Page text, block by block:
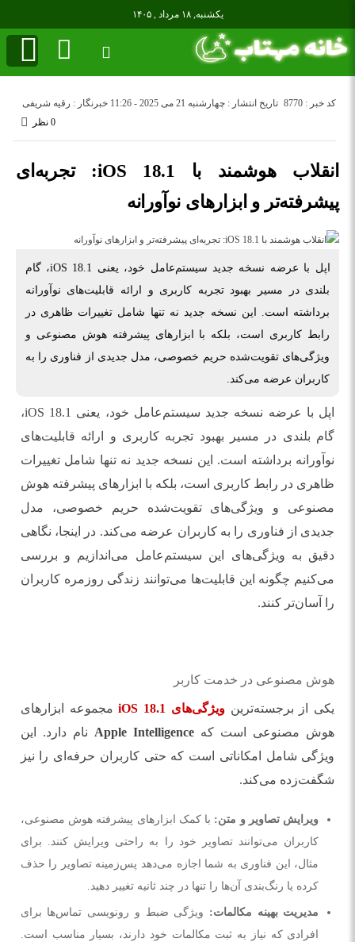
یکشنبه, ۱۸ مرداد , ۱۴۰۵
تاریخ انتشار : چهارشنبه 21 می 2025 - 11:26 خبرنگار : رقیه شریفی
کد خبر : 8770
0 نظر
انقلاب هوشمند با iOS 18.1: تجربه‌ای
پیشرفته‌تر و ابزارهای نوآورانه
اپل با عرضه نسخه جدید سیستم‌عامل خود، یعنی iOS 18.1، گام
بلندی در مسیر بهبود تجربه‌ کاربری و ارائه قابلیت‌های نوآورانه
برداشته است. این نسخه جدید نه تنها شامل تغییرات ظاهری در
رابط کاربری است، بلکه با ابزارهای پیشرفته هوش مصنوعی و
ویژگی‌های تقویت‌شده حریم خصوصی، مدل جدیدی از فناوری را به
کاربران عرضه می‌کند.
اپل با عرضه نسخه جدید سیستم‌عامل خود، یعنی iOS 18.1،
گام بلندی در مسیر بهبود تجربه‌ کاربری و ارائه قابلیت‌های
نوآورانه برداشته است. این نسخه جدید نه تنها شامل تغییرات
ظاهری در رابط کاربری است، بلکه با ابزارهای پیشرفته هوش
مصنوعی و ویژگی‌های تقویت‌شده حریم خصوصی، مدل
جدیدی از فناوری را به کاربران عرضه می‌کند. در اینجا، نگاهی
دقیق به ویژگی‌های این سیستم‌عامل می‌اندازیم و بررسی
می‌کنیم چگونه این قابلیت‌ها می‌توانند زندگی روزمره کاربران
را آسان‌تر کنند.
هوش مصنوعی در خدمت کاربر
یکی از برجسته‌ترینویژگی‌های iOS 18.1
مجموعه ابزارهای
هوش مصنوعی است که Apple Intelligence نام دارد. این
ویژگی شامل امکاناتی است که حتی کاربران حرفه‌ای را نیز
شگفت‌زده می‌کند.
ویرایش تصاویر و متن: با کمک ابزارهای پیشرفته هوش مصنوعی،
کاربران می‌توانند تصاویر خود را به راحتی ویرایش کنند. برای
مثال، این فناوری به شما اجازه می‌دهد پس‌زمینه تصاویر را حذف
کرده یا رنگ‌بندی آن‌ها را تنها در چند ثانیه تغییر دهید.
مدیریت بهینه مکالمات: ویژگی ضبط و رونویسی تماس‌ها برای
افرادی که نیاز به ثبت مکالمات خود دارند، بسیار مناسب است.